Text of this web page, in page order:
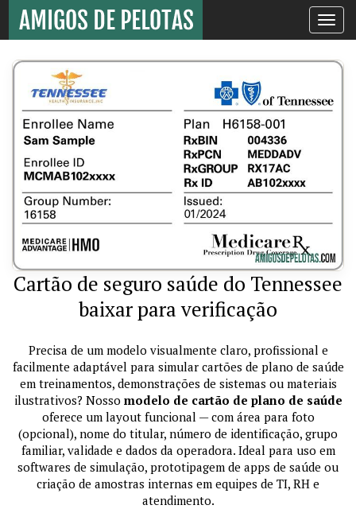
Toggle
Cartão de seguro saúde do Tennessee
baixar para verificação
Precisa de um modelo visualmente claro, profissional e
facilmente adaptável para simular cartões de plano de saúde
em treinamentos, demonstrações de sistemas ou materiais
ilustrativos? Nosso modelo de cartão de plano de saúde
oferece um layout funcional — com área para foto
(opcional), nome do titular, número de identificação, grupo
familiar, validade e dados da operadora. Ideal para uso em
softwares de simulação, prototipagem de apps de saúde ou
criação de amostras internas em equipes de TI, RH e
atendimento.